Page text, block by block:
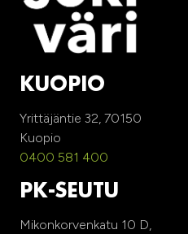
KUOPIO
Yrittäjäntie 32, 70150
Kuopio
0400 581 400
PK-SEUTU
Mikonkorvenkatu 10 D,